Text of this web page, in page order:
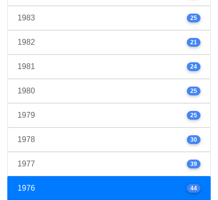
1983 25
1982 21
1981 24
1980 25
1979 25
1978 30
1977 39
1976 44